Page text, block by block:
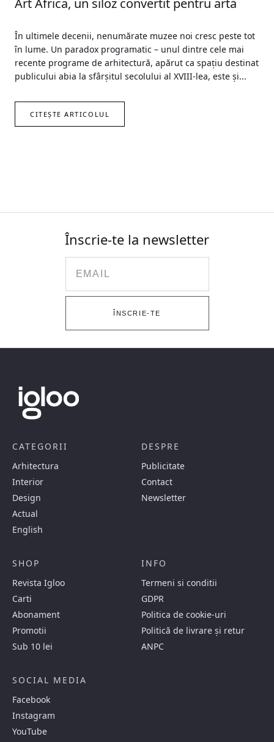
În ultimele decenii, nenumărate muzee noi cresc peste tot
în lume. Un paradox programatic – unul dintre cele mai
recente programe de arhitectură, apărut ca spaţiu destinat
pu­blicului abia la sfârşitul secolului al XVIII-lea, este şi...
CITEȘTE ARTICOLUL
Înscrie-te la newsletter
ÎNSCRIE-TE
CATEGORII
Arhitectura
Interior
Design
Actual
English
DESPRE
Publicitate
Contact
Newsletter
SHOP
Revista Igloo
Carti
Abonament
Promotii
Sub 10 lei
INFO
Termeni si conditii
GDPR
Politica de cookie-uri
Politică de livrare și retur
ANPC
SOCIAL MEDIA
Facebook
Instagram
YouTube